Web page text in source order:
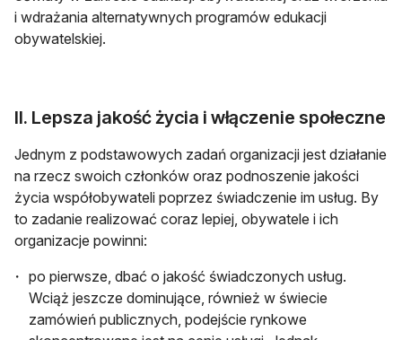
i wdrażania alternatywnych programów edukacji
obywatelskiej.
II. Lepsza jakość życia i włączenie społeczne
Jednym z podstawowych zadań organizacji jest działanie
na rzecz swoich członków oraz podnoszenie jakości
życia współobywateli poprzez świadczenie im usług. By
to zadanie realizować coraz lepiej, obywatele i ich
organizacje powinni:
po pierwsze, dbać o jakość świadczonych usług.
Wciąż jeszcze dominujące, również w świecie
zamówień publicznych, podejście rynkowe